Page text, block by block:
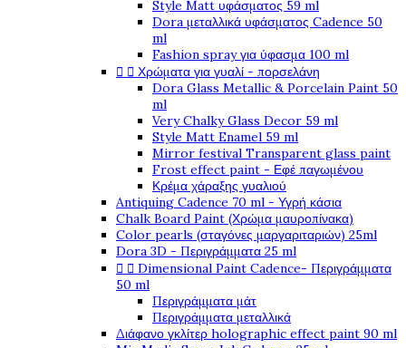
Style Matt υφάσματος 59 ml
Dora μεταλλικά υφάσματος Cadence 50
ml
Fashion spray για ύφασμα 100 ml
  Χρώματα για γυαλί - πορσελάνη
Dora Glass Metallic & Porcelain Paint 50
ml
Very Chalky Glass Decor 59 ml
Style Matt Enamel 59 ml
Mirror festival Transparent glass paint
Frost effect paint - Εφέ παγωμένου
Κρέμα χάραξης γυαλιού
Antiquing Cadence 70 ml - Υγρή κάσια
Chalk Board Paint (Χρώμα μαυροπίνακα)
Color pearls (σταγόνες μαργαριταριών) 25ml
Dora 3D - Περιγράμματα 25 ml
  Dimensional Paint Cadence- Περιγράμματα
50 ml
Περιγράμματα μάτ
Περιγράμματα μεταλλικά
Διάφανο γκλίτερ holographic effect paint 90 ml